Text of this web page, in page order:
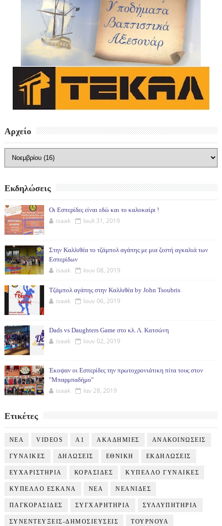
Αρχείο
Εκδηλώσεις
Οι Εσπερίδες είναι εδώ και το καλοκαίρι !
isaak Ιουλ 31, 2019
Στην Καλλιθέα το τζάμπολ αγάπης με μια ζεστή αγκαλιά των
Εσπερίδων
isaak Ιουν 08, 2019
Τζάμπολ αγάπης στην Καλλιθέα by John Tsoubris
isaak Ιουν 06, 2019
Dads vs Daughters Game στο κλ. Λ. Κατσώνη
isaak Ιουν 02, 2019
Έκοψαν οι Εσπερίδες την πρωτοχρονιάτικη πίτα τους στον
"Μπαρμπαδήμο"
isaak Ιαν 28, 2019
Ετικέτες
NEA VIDEOS Α1 ΑΚΑΔΗΜΙΕΣ ΑΝΑΚΟΙΝΩΣΕΙΣ
ΓΥΝΑΙΚΕΣ ΔΗΛΩΣΕΙΣ ΕΘΝΙΚΗ ΕΚΔΗΛΩΣΕΙΣ
ΕΥΧΑΡΙΣΤΗΡΙΑ ΚΟΡΑΣΙΔΕΣ ΚΥΠΕΛΛΟ ΓΥΝΑΙΚΕΣ
ΚΥΠΕΛΛΟ ΕΣΚΑΝΑ ΝΕΑ ΝΕΑΝΙΔΕΣ
ΠΑΓΚΟΡΑΣΙΔΕΣ ΣΥΓΧΑΡΗΤΗΡΙΑ ΣΥΛΛΥΠΗΤΗΡΙΑ
ΣΥΝΕΝΤΕΥΞΕΙΣ-ΔΗΜΟΣΙΕΥΣΕΙΣ ΤΟΥΡΝΟΥΑ